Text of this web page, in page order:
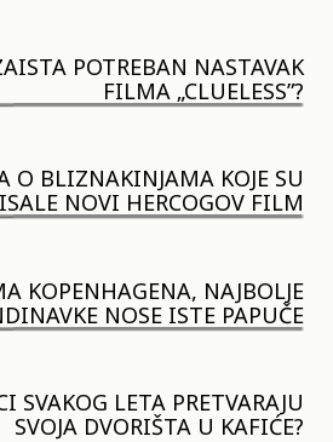
POTREBAN NASTAVAK
FILMA „CLUELESS”?
O BLIZNAKINJAMA KOJE SU
NOVI HERCOGOV FILM
KOPENHAGENA, NAJBOLJE
NOSE ISTE PAPUČE
SVAKOG LETA PRETVARAJU
SVOJA DVORIŠTA U KAFIĆE?